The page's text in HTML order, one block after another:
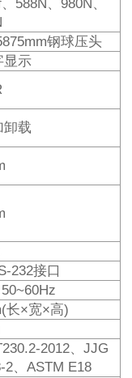
588N、980N、
钢球压头
显示
卸载
232接口
长×宽×高)
2012、JJG
2、ASTM E18